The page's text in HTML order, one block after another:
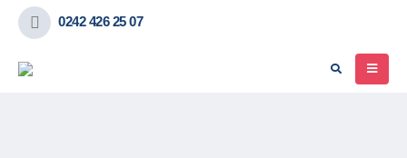
0242 426 25 07